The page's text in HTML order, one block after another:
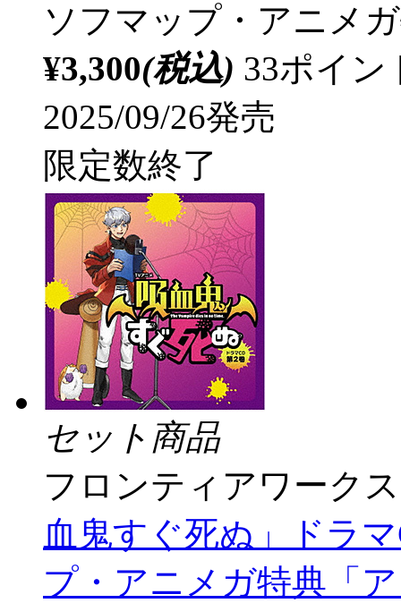
ソフマップ・アニメ
¥3,300(税込) 33ポイ
2025/09/26発売
限定数終了
セット商品
フロンティアワークス
血鬼すぐ死ぬ」ドラ
プ・アニメガ特典「